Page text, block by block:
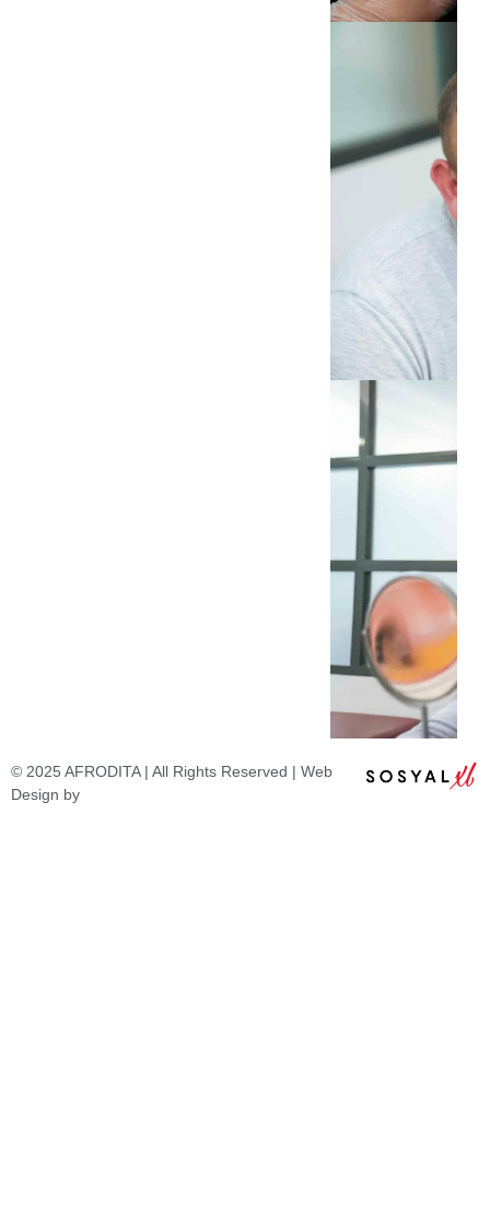
© 2025 AFRODITA | All Rights Reserved | Web
Design by